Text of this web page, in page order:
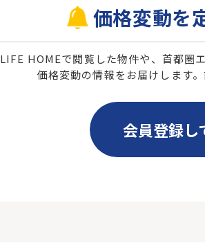
価格変動を
LIFE HOMEで閲覧した物件や、首都圏
価格変動の情報をお届けします
会員登録し